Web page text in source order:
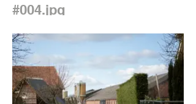
#004.jpg